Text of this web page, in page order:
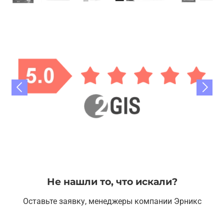
Не нашли то, что искали?
Оставьте заявку, менеджеры компании Эрникс